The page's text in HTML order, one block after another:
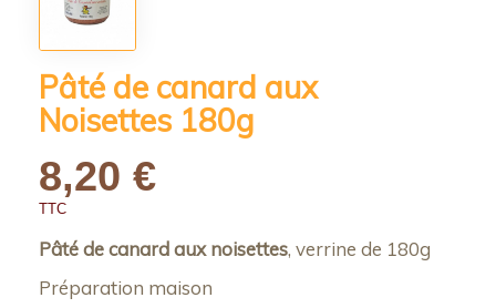
Pâté de canard aux
Noisettes 180g
8,20 €
TTC
Pâté de canard aux noisettes, verrine de 180g
Préparation maison